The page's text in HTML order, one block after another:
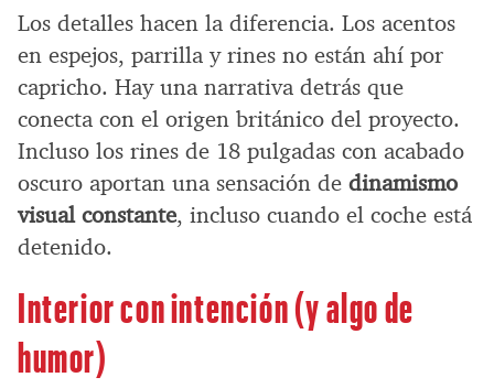
Los detalles hacen la diferencia. Los acentos
en espejos, parrilla y rines no están ahí por
capricho. Hay una narrativa detrás que
conecta con el origen británico del proyecto.
Incluso los rines de 18 pulgadas con acabado
oscuro aportan una sensación de dinamismo
visual constante, incluso cuando el coche está
detenido.
Interior con intención (y algo de
humor)